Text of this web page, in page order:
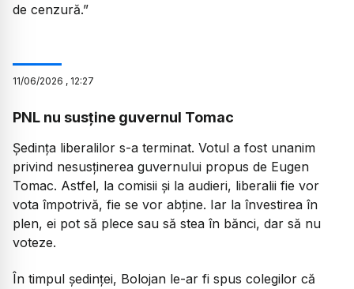
de cenzură.”
11/06/2026 , 12:27
PNL nu susține guvernul Tomac
Ședința liberalilor s-a terminat. Votul a fost unanim
privind nesusținerea guvernului propus de Eugen
Tomac. Astfel, la comisii și la audieri, liberalii fie vor
vota împotrivă, fie se vor abține. Iar la învestirea în
plen, ei pot să plece sau să stea în bănci, dar să nu
voteze.
În timpul ședinței, Bolojan le-ar fi spus colegilor că